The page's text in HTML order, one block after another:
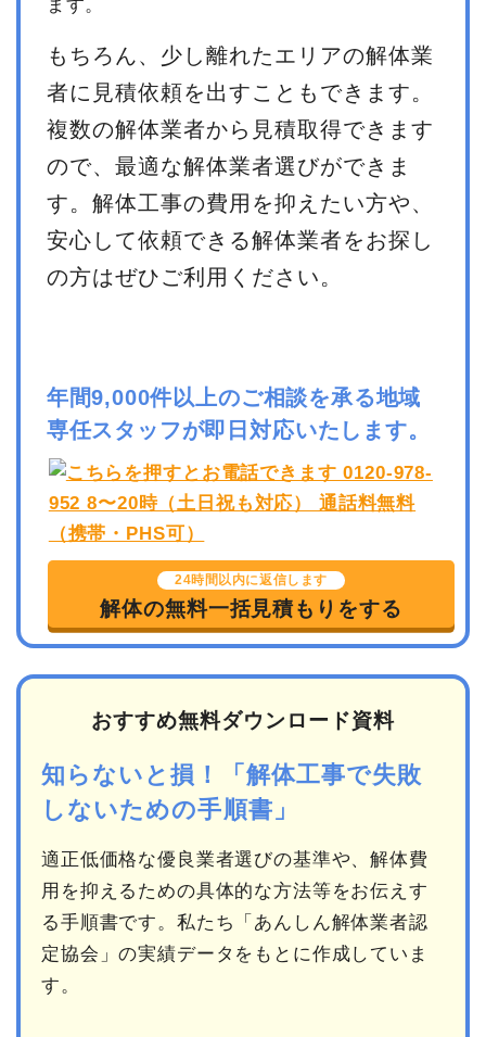
ます。
もちろん、少し離れたエリアの解体業
者に見積依頼を出すこともできます。
複数の解体業者から見積取得できます
ので、最適な解体業者選びができま
す。解体工事の費用を抑えたい方や、
安心して依頼できる解体業者をお探し
の方はぜひご利用ください。
年間9,000件以上のご相談を承る地域
専任スタッフが即日対応いたします。
24時間以内に返信します
解体の無料一括見積もりをする
おすすめ無料ダウンロード資料
知らないと損！「解体工事で失敗
しないための手順書」
適正低価格な優良業者選びの基準や、解体費
用を抑えるための具体的な方法等をお伝えす
る手順書です。私たち「あんしん解体業者認
定協会」の実績データをもとに作成していま
す。